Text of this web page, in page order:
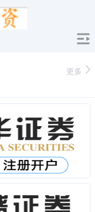
更多